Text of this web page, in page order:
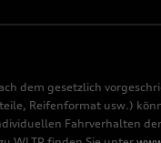
dem gesetzlich
Reifenformat usw.)
Fahrverhalten